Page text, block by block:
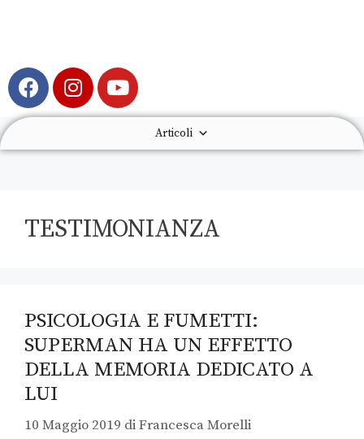
Articoli
TESTIMONIANZA
PSICOLOGIA E FUMETTI:
SUPERMAN HA UN EFFETTO
DELLA MEMORIA DEDICATO A
LUI
10 Maggio 2019 diFrancesca Morelli